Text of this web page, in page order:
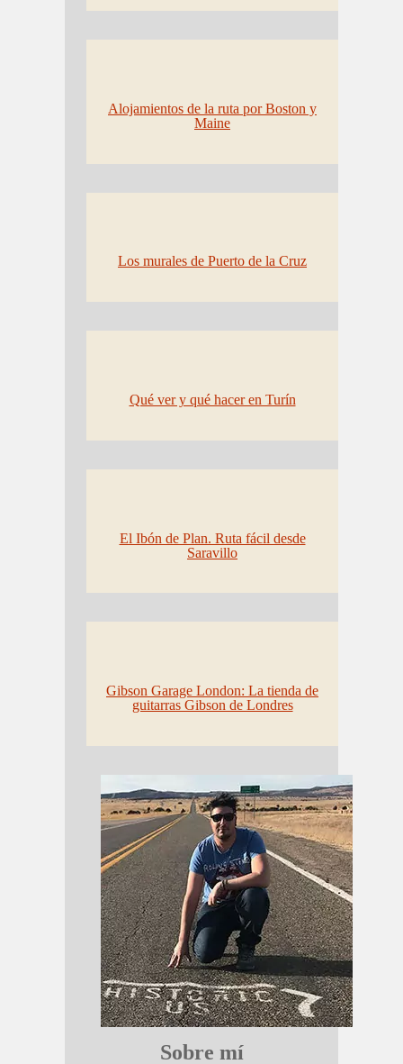
Alojamientos de la ruta por Boston y
Maine
Los murales de Puerto de la Cruz
Qué ver y qué hacer en Turín
El Ibón de Plan. Ruta fácil desde
Saravillo
Gibson Garage London: La tienda de
guitarras Gibson de Londres
Sobre mí